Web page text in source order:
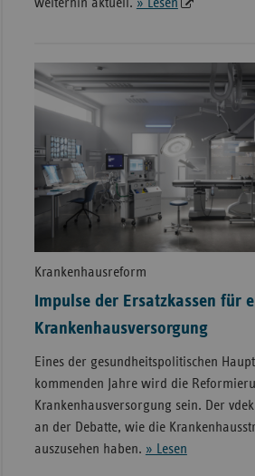
weiterhin aktuell. » Lesen
Krankenhausreform
Impulse der Ersatzkassen für
Krankenhausversorgung
Eines der gesundheitspolitischen
kommenden Jahre wird die
Krankenhausversorgung sein. Der
an der Debatte, wie die
auszusehen haben. » Lesen